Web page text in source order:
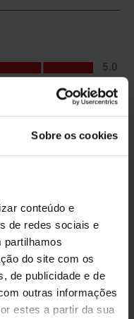
Sobre os cookies
conteúdo e
de redes sociais e
partilhamos
do site com os
de publicidade e de
outras informações
estes a partir da sua